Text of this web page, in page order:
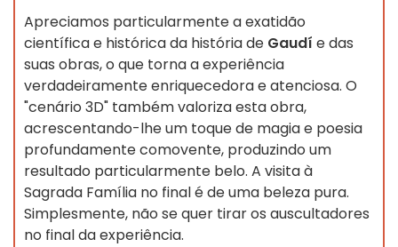
Apreciamos particularmente a exatidão
científica e histórica da história de Gaudí e das
suas obras, o que torna a experiência
verdadeiramente enriquecedora e atenciosa. O
"cenário 3D" também valoriza esta obra,
acrescentando-lhe um toque de magia e poesia
profundamente comovente, produzindo um
resultado particularmente belo. A visita à
Sagrada Família no final é de uma beleza pura.
Simplesmente, não se quer tirar os auscultadores
no final da experiência.